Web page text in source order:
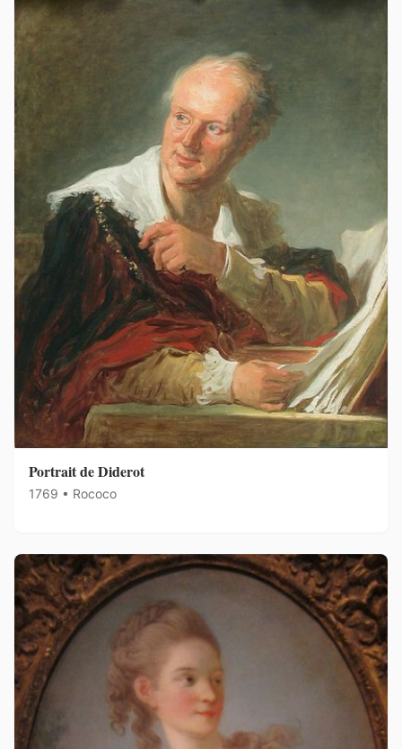
Portrait de Diderot
1769 • Rococo